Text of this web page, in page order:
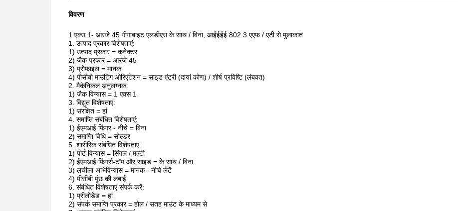
विवरण
1 एक्स 1- आरजे 45 गीगाबाइट एलडीएस के साथ / बिना, आईईईई 802.3 एएफ / एटी से मुलाकात
1. उत्पाद प्रकार विशेषताएं:
1) उत्पाद प्रकार = कनेक्टर
2) जैक प्रकार = आरजे 45
3) प्रोफाइल = मानक
4) पीसीबी माउंटिंग ओरिएंटेशन = साइड एंट्री (दायां कोण) / शीर्ष प्रविष्टि (लंबवत)
2. मैकेनिकल अनुलग्नक:
1) जैक विन्यास = 1 एक्स 1
3. विद्युत विशेषताएं:
1) संरक्षित = हां
4. समाप्ति संबंधित विशेषताएं:
1) ईएमआई फिंगर - नीचे = बिना
2) समाप्ति विधि = सोल्डर
5. शारीरिक संबंधित विशेषताएं:
1) पोर्ट विन्यास = सिंगल / मल्टी
2) ईएमआई फिंगर्स-टॉप और साइड = के साथ / बिना
3) लचीला अभिविन्यास = मानक - नीचे लेटें
4) पीसीबी पूंछ की लंबाई
6. संबंधित विशेषताएं संपर्क करें:
1) प्रीलोडेड = हां
2) संपर्क समाप्ति प्रकार = होल / सतह माउंट के माध्यम से